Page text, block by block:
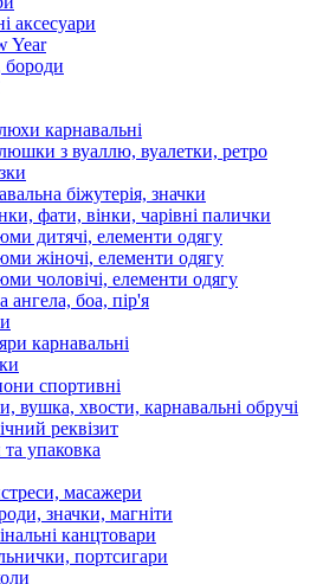
аксесуари
Year
бороди
карнавальні
з вуаллю, вуалетки, ретро
біжутерія, значки
фати, вінки, чарівні палички
дитячі, елементи одягу
жіночі, елементи одягу
чоловічі, елементи одягу
ангела, боа, пір'я
карнавальні
спортивні
вушка, хвости, карнавальні обручі
реквізит
упаковка
масажери
значки, магніти
канцтовари
портсигари